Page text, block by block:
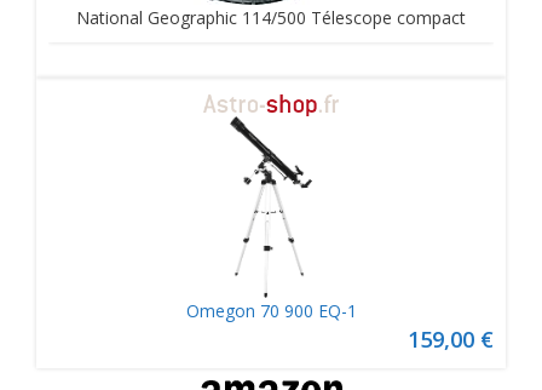
National Geographic 114/500 Télescope compact
Omegon 70 900 EQ-1
159,00 €